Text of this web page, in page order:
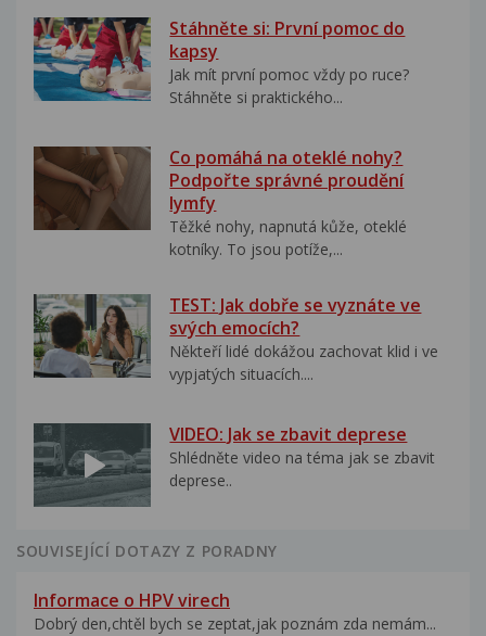
Stáhněte si: První pomoc do
kapsy
Jak mít první pomoc vždy po ruce?
Stáhněte si praktického...
Co pomáhá na oteklé nohy?
Podpořte správné proudění
lymfy
Těžké nohy, napnutá kůže, oteklé
kotníky. To jsou potíže,...
TEST: Jak dobře se vyznáte ve
svých emocích?
Někteří lidé dokážou zachovat klid i ve
vypjatých situacích....
VIDEO: Jak se zbavit deprese
Shlédněte video na téma jak se zbavit
deprese..
SOUVISEJÍCÍ DOTAZY Z PORADNY
Informace o HPV virech
Dobrý den,chtěl bych se zeptat,jak poznám zda nemám...